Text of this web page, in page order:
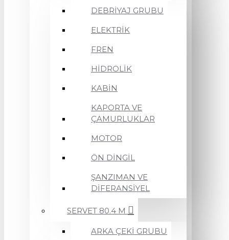
DEBRİYAJ GRUBU
ELEKTRİK
FREN
HİDROLİK
KABİN
KAPORTA VE
ÇAMURLUKLAR
MOTOR
ÖN DİNGİL
ŞANZIMAN VE
DİFERANSİYEL
SERVET 80.4 M
ARKA ÇEKİ GRUBU